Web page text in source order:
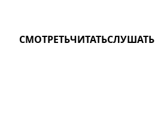
СМОТРЕТЬЧИТАТЬСЛУШАТЬ